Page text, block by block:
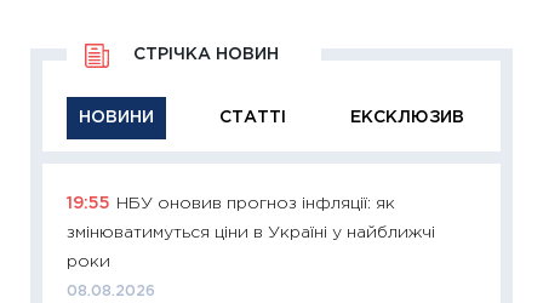
НОВИНИ СТАТТІ ЕКСКЛЮЗИВ
СТРІЧКА НОВИН
19:55
НБУ оновив прогноз інфляції: як
змінюватимуться ціни в Україні у найближчі
роки
08.08.2026